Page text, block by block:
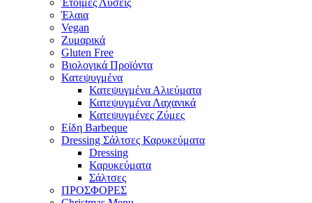
Έτοιμες Λύσεις
Έλαια
Vegan
Ζυμαρικά
Gluten Free
Βιολογικά Προϊόντα
Κατεψυγμένα
Κατεψυγμένα Αλιεύματα
Κατεψυγμένα Λαχανικά
Κατεψυγμένες Ζύμες
Είδη Barbeque
Dressing Σάλτσες Καρυκεύματα
Dressing
Καρυκεύματα
Σάλτσες
ΠΡΟΣΦΟΡΕΣ